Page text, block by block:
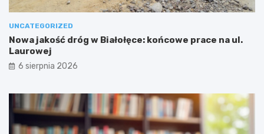
UNCATEGORIZED
Nowa jakość dróg w Białołęce: końcowe prace na ul.
Laurowej
6 sierpnia 2026